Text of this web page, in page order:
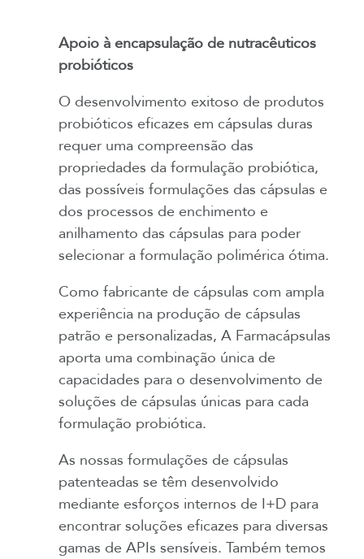
Apoio à encapsulação de nutracêuticos
probióticos
O desenvolvimento exitoso de produtos
probióticos eficazes em cápsulas duras
requer uma compreensão das
propriedades da formulação probiótica,
das possíveis formulações das cápsulas e
dos processos de enchimento e
anilhamento das cápsulas para poder
selecionar a formulação polimérica ótima.
Como fabricante de cápsulas com ampla
experiência na produção de cápsulas
patrão e personalizadas, A Farmacápsulas
aporta uma combinação única de
capacidades para o desenvolvimento de
soluções de cápsulas únicas para cada
formulação probiótica.
As nossas formulações de cápsulas
patenteadas se têm desenvolvido
mediante esforços internos de I+D para
encontrar soluções eficazes para diversas
gamas de APIs sensíveis. Também temos